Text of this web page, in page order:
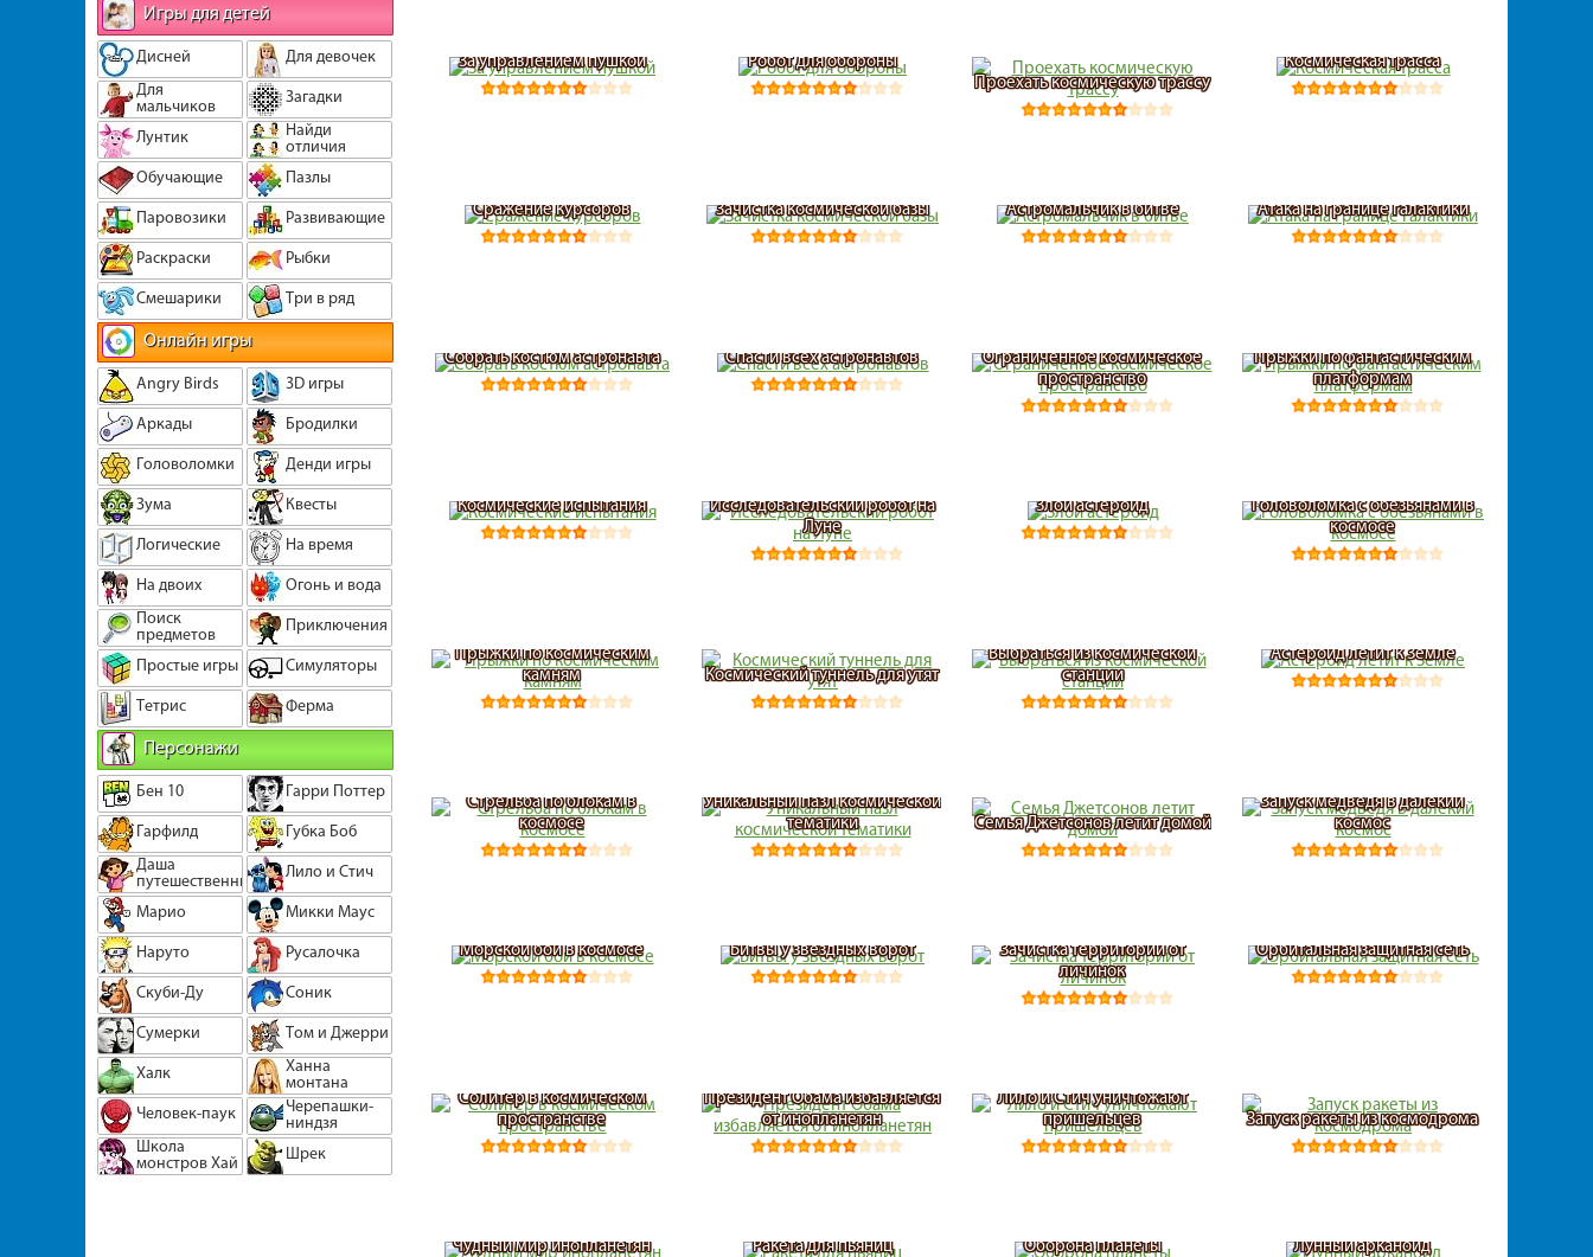
Игры для детей
Дисней
Для девочек
Для
мальчиков
Загадки
Лунтик
Найди
отличия
Обучающие
Пазлы
Паровозики
Развивающие
Раскраски
Рыбки
Смешарики
Три в ряд
Онлайн игры
Angry Birds
3D игры
Аркады
Бродилки
Головоломки
Денди игры
Зума
Квесты
Логические
На время
На двоих
Огонь и вода
Поиск
предметов
Приключения
Простые игры
Симуляторы
Тетрис
Ферма
Персонажи
Бен 10
Гарри Поттер
Гарфилд
Губка Боб
Даша
путешественница
Лило и Стич
Марио
Микки Маус
Наруто
Русалочка
Скуби-Ду
Соник
Сумерки
Том и Джерри
Халк
Ханна
монтана
Человек-паук
Черепашки-
ниндзя
Школа
монстров Хай
Шрек
За управлением пушкой
Робот для обороны
Проехать космическую трассу
Космическая трасса
Сражение курсоров Зачистка космической базы Астромальчик в битве Атака на границе галактики
Собрать костюм астронавта Спасти всех астронавтов
Ограниченное космическое
пространство
Прыжки по фантастическим
платформам
Космические испытания
Исследовательский робот на
Луне
Злой астероид
Головоломка с обезьянами в
космосе
Прыжки по космическим
камням
Космический туннель для утят
Выбраться из космической
станции
Астероид летит к Земле
Стрельба по блокам в
космосе
Уникальный пазл космической
тематики
Семья Джетсонов летит домой
Запуск медведя в далекий
космос
Морской бой в космосе Битвы у звездных ворот
Зачистка территории от
личинок
Орбитальная защитная сеть
Солитер в космическом
пространстве
Президент Обама избавляется
от инопланетян
Лило и Стич уничтожают
пришельцев
Запуск ракеты из космодрома
Чудный мир инопланетян Ракета для пьяниц Оборона планеты Лунный арканоид